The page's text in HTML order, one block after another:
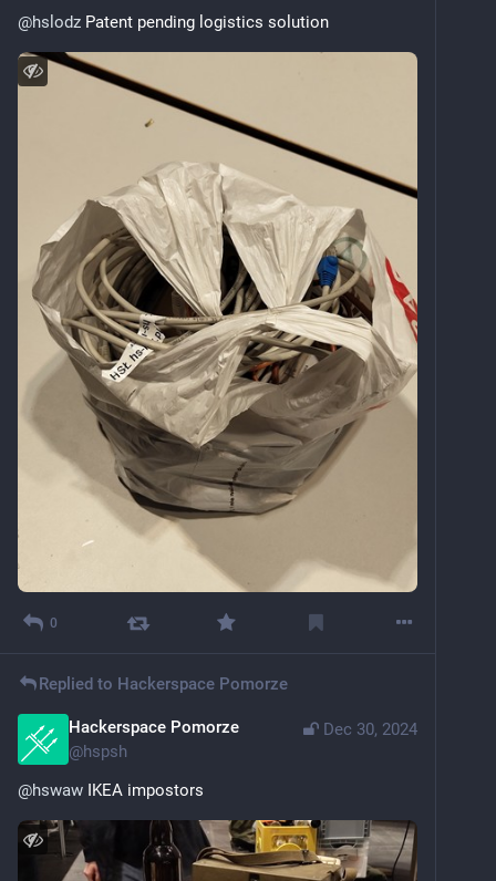
@hslodz Patent pending logistics solution
0
Replied to Hackerspace Pomorze
Dec 30, 2024
Hackerspace Pomorze
@hspsh
@hswaw IKEA impostors